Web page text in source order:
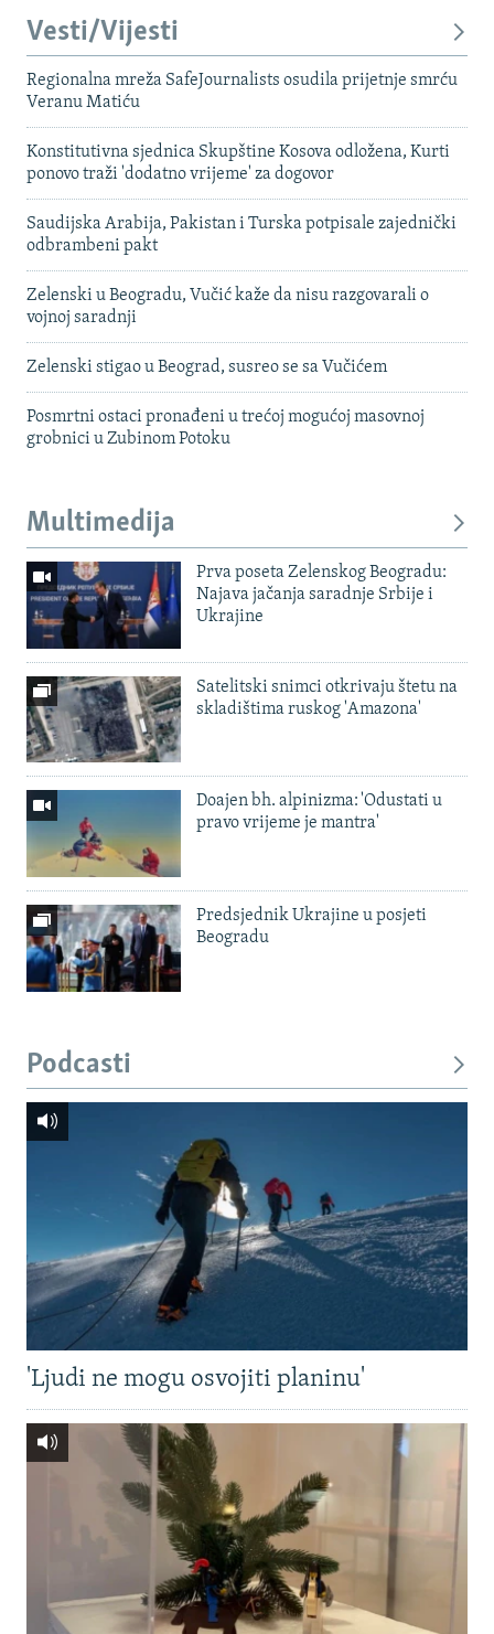
Vesti/Vijesti
Regionalna mreža SafeJournalists osudila prijetnje smrću
Veranu Matiću
Konstitutivna sjednica Skupštine Kosova odložena, Kurti
ponovo traži 'dodatno vrijeme' za dogovor
Saudijska Arabija, Pakistan i Turska potpisale zajednički
odbrambeni pakt
Zelenski u Beogradu, Vučić kaže da nisu razgovarali o
vojnoj saradnji
Zelenski stigao u Beograd, susreo se sa Vučićem
Posmrtni ostaci pronađeni u trećoj mogućoj masovnoj
grobnici u Zubinom Potoku
Multimedija
Prva poseta Zelenskog Beogradu:
Najava jačanja saradnje Srbije i
Ukrajine
Satelitski snimci otkrivaju štetu na
skladištima ruskog 'Amazona'
Doajen bh. alpinizma: 'Odustati u
pravo vrijeme je mantra'
Predsjednik Ukrajine u posjeti
Beogradu
Podcasti
'Ljudi ne mogu osvojiti planinu'